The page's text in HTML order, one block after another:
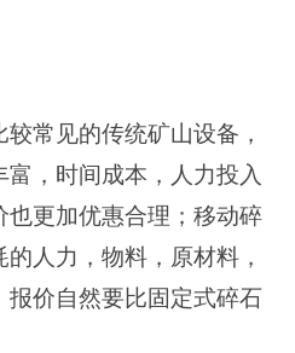
常见的传统矿山设备，
，时间成本，人力投入
更加优惠合理；移动碎
人力，物料，原材料，
价自然要比固定式碎石